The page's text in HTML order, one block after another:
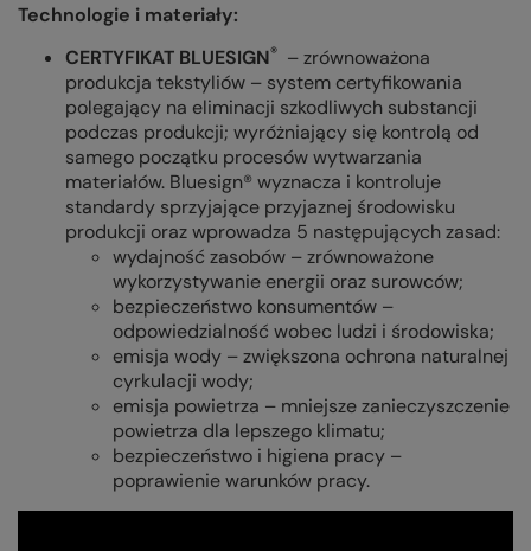
Technologie i materiały:
CERTYFIKAT BLUESIGN® – zrównoważona
produkcja tekstyliów – system certyfikowania
polegający na eliminacji szkodliwych substancji
podczas produkcji; wyróżniający się kontrolą od
samego początku procesów wytwarzania
materiałów. Bluesign® wyznacza i kontroluje
standardy sprzyjające przyjaznej środowisku
produkcji oraz wprowadza 5 następujących zasad:
wydajność zasobów – zrównoważone
wykorzystywanie energii oraz surowców;
bezpieczeństwo konsumentów –
odpowiedzialność wobec ludzi i środowiska;
emisja wody – zwiększona ochrona naturalnej
cyrkulacji wody;
emisja powietrza – mniejsze zanieczyszczenie
powietrza dla lepszego klimatu;
bezpieczeństwo i higiena pracy –
poprawienie warunków pracy.